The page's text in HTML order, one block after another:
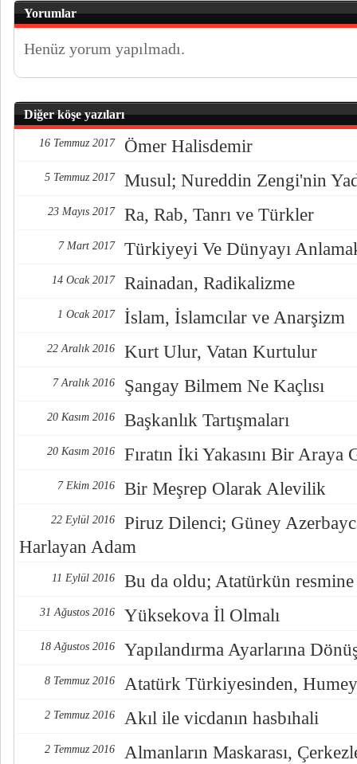
Yorumlar
Henüz yorum yapılmadı.
Diğer köşe yazıları
16 Temmuz 2017 Ömer Halisdemir
5 Temmuz 2017 Musul; Nureddin Zengi'nin
23 Mayıs 2017 Ra, Rab, Tanrı ve Türkler
7 Mart 2017 Türkiyeyi Ve Dünyayı
14 Ocak 2017 Rainadan, Radikalizme
1 Ocak 2017 İslam, İslamcılar ve Anarşizm
22 Aralık 2016 Kurt Ulur, Vatan Kurtulur
7 Aralık 2016 Şangay Bilmem Ne Kaçlısı
20 Kasım 2016 Başkanlık Tartışmaları
20 Kasım 2016 Fıratın İki Yakasını Bir Araya
7 Ekim 2016 Bir Meşrep Olarak Alevilik
22 Eylül 2016
Piruz Dilenci; Güney
Harlayan Adam
11 Eylül 2016 Bu da oldu; Atatürkün resmine
31 Ağustos 2016 Yüksekova İl Olmalı
18 Ağustos 2016 Yapılandırma Ayarlarına
8 Temmuz 2016 Atatürk Türkiyesinden,
2 Temmuz 2016 Akıl ile vicdanın hasbıhali
2 Temmuz 2016 Almanların Maskarası,